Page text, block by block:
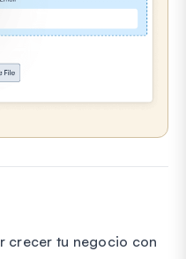
crecer tu negocio con